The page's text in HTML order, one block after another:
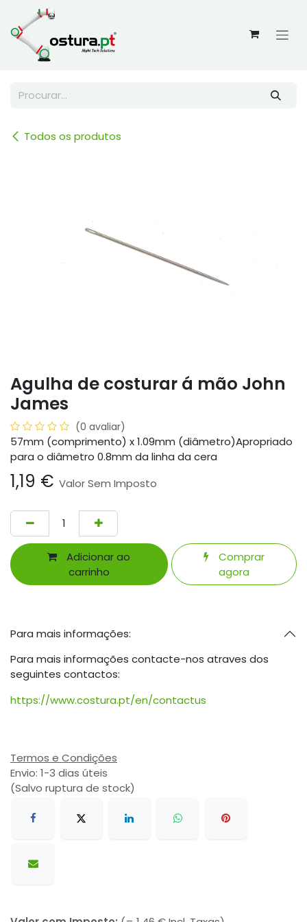
Skip to Content
Todos os produtos
Agulha de costurar á mão John
James
(0 avaliar)
57mm (comprimento) x 1.09mm (diâmetro)Apropriado
para o diâmetro 0.8mm da linha da cera
1,19 € Valor Sem Imposto
Adicionar ao
carrinho
Comprar
agora
Para mais informações:
Para mais informações contacte-nos atraves dos
seguintes contactos:
https://www.costura.pt/en/contactus
Termos e Condições
Envio: 1-3 dias úteis
(Salvo ruptura de stock)